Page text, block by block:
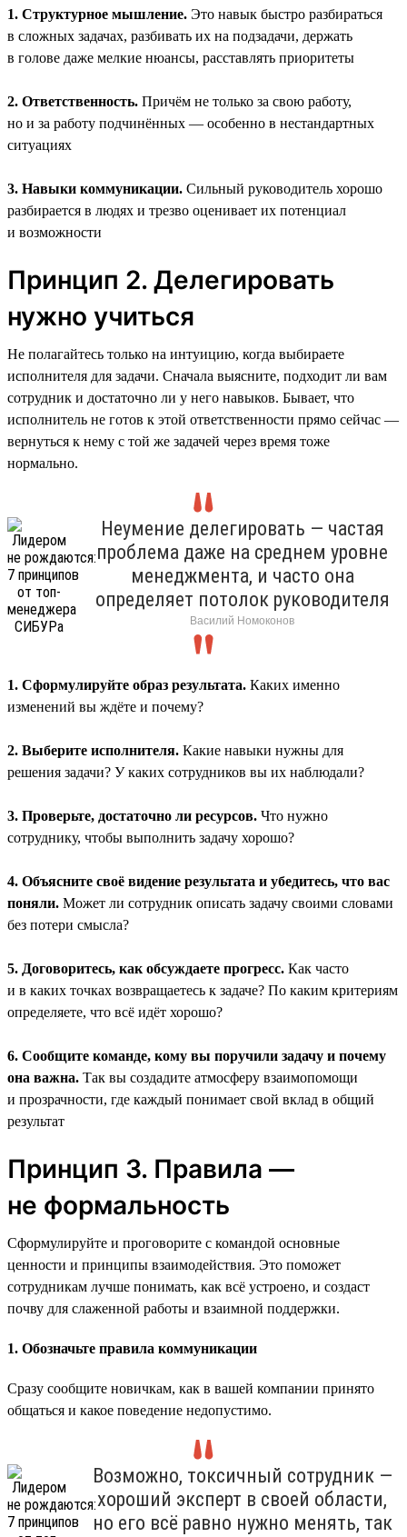
1. Структурное мышление. Это навык быстро разбираться
в сложных задачах, разбивать их на подзадачи, держать
в голове даже мелкие нюансы, расставлять приоритеты
2. Ответственность. Причём не только за свою работу,
но и за работу подчинённых — особенно в нестандартных
ситуациях
3. Навыки коммуникации. Сильный руководитель хорошо
разбирается в людях и трезво оценивает их потенциал
и возможности
Принцип 2. Делегировать
нужно учиться
Не полагайтесь только на интуицию, когда выбираете
исполнителя для задачи. Сначала выясните, подходит ли вам
сотрудник и достаточно ли у него навыков. Бывает, что
исполнитель не готов к этой ответственности прямо сейчас —
вернуться к нему с той же задачей через время тоже
нормально.
Неумение делегировать — частая
проблема даже на среднем уровне
менеджмента, и часто она
определяет потолок руководителя
Василий Номоконов
1. Сформулируйте образ результата. Каких именно
изменений вы ждёте и почему?
2. Выберите исполнителя. Какие навыки нужны для
решения задачи? У каких сотрудников вы их наблюдали?
3. Проверьте, достаточно ли ресурсов. Что нужно
сотруднику, чтобы выполнить задачу хорошо?
4. Объясните своё видение результата и убедитесь, что вас
поняли. Может ли сотрудник описать задачу своими словами
без потери смысла?
5. Договоритесь, как обсуждаете прогресс. Как часто
и в каких точках возвращаетесь к задаче? По каким критериям
определяете, что всё идёт хорошо?
6. Сообщите команде, кому вы поручили задачу и почему
она важна. Так вы создадите атмосферу взаимопомощи
и прозрачности, где каждый понимает свой вклад в общий
результат
Принцип 3. Правила —
не формальность
Сформулируйте и проговорите с командой основные
ценности и принципы взаимодействия. Это поможет
сотрудникам лучше понимать, как всё устроено, и создаст
почву для слаженной работы и взаимной поддержки.
1. Обозначьте правила коммуникации
Сразу сообщите новичкам, как в вашей компании принято
общаться и какое поведение недопустимо.
Возможно, токсичный сотрудник —
хороший эксперт в своей области,
но его всё равно нужно менять, так